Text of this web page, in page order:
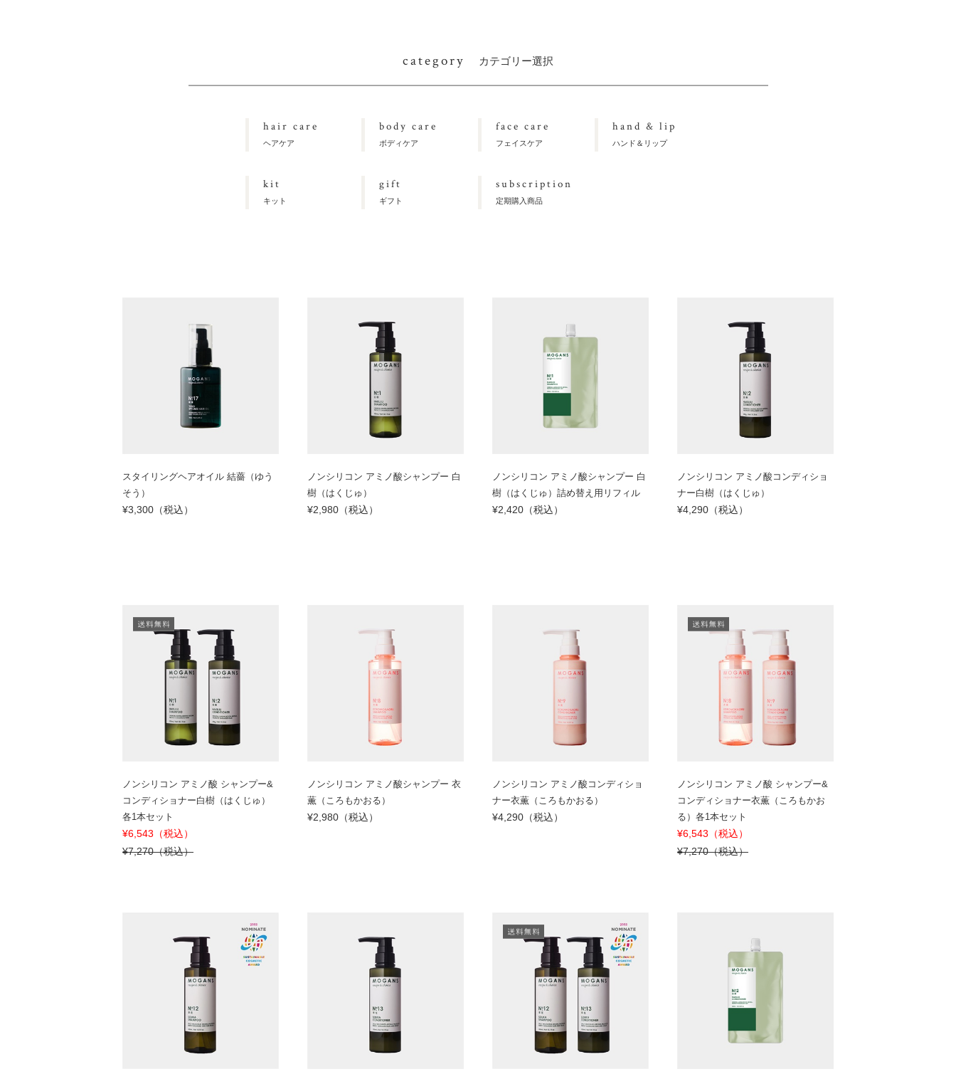
category カテゴリー選択
hair care
ヘアケア
body care
ボディケア
face care
フェイスケア
hand & lip
ハンド＆リップ
kit
キット
gift
ギフト
subscription
定期購入商品
スタイリングヘアオイル 結薔（ゆう
そう）
¥3,300（税込）
ノンシリコン アミノ酸シャンプー 白
樹（はくじゅ）
¥2,980（税込）
ノンシリコン アミノ酸シャンプー 白
樹（はくじゅ）詰め替え用リフィル
¥2,420（税込）
ノンシリコン アミノ酸コンディショ
ナー白樹（はくじゅ）
¥4,290（税込）
ノンシリコン アミノ酸 シャンプー&
コンディショナー白樹（はくじゅ）
各1本セット
¥6,543（税込）
¥7,270（税込）
ノンシリコン アミノ酸シャンプー 衣
薫（ころもかおる）
¥2,980（税込）
ノンシリコン アミノ酸コンディショ
ナー衣薫（ころもかおる）
¥4,290（税込）
ノンシリコン アミノ酸 シャンプー&
コンディショナー衣薫（ころもかお
る）各1本セット
¥6,543（税込）
¥7,270（税込）